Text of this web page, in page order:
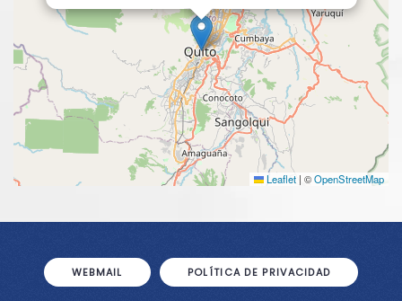
Leaflet | ©OpenStreetMap
WEBMAIL POLÍTICA DE PRIVACIDAD